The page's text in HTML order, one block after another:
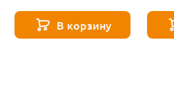
В корзину